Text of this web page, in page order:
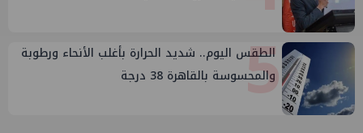
5
الطقس اليوم.. شديد الحرارة بأغلب الأنحاء ورطوبة
والمحسوسة بالقاهرة 38 درجة